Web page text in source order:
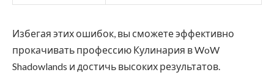
Избегая этих ошибок, вы сможете эффективно
прокачивать профессию Кулинария в WoW
Shadowlands и достичь высоких результатов.